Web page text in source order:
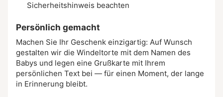
Sicherheitshinweis beachten
Persönlich gemacht
Machen Sie Ihr Geschenk einzigartig: Auf Wunsch
gestalten wir die Windeltorte mit dem Namen des
Babys und legen eine Grußkarte mit Ihrem
persönlichen Text bei — für einen Moment, der lange
in Erinnerung bleibt.